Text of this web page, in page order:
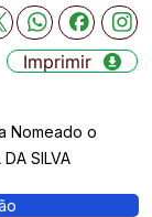
Imprimir
Nomeado o
SILVA